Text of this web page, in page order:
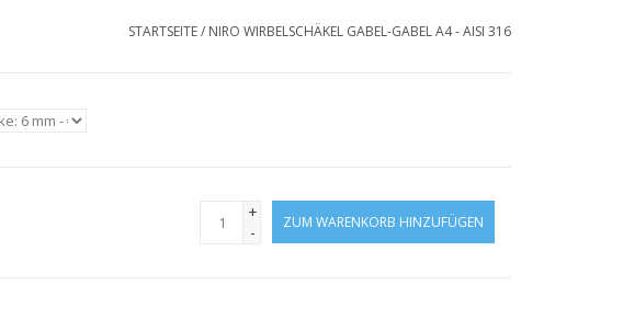
STARTSEITE/ NIRO WIRBELSCHÄKEL GABEL-GABEL A4 - AISI 316
+
-
ZUM WARENKORB HINZUFÜGEN